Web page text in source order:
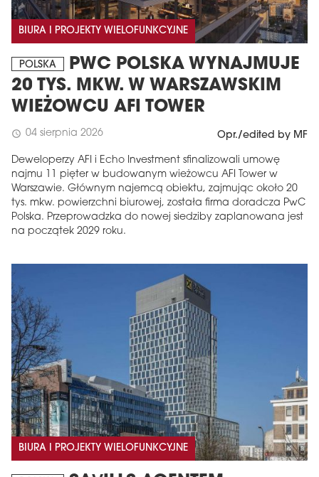
BIURA I PROJEKTY WIELOFUNKCYJNE
POLSKA
PWC POLSKA WYNAJMUJE
20 TYS. MKW. W WARSZAWSKIM
WIEŻOWCU AFI TOWER
schedule 04 sierpnia 2026 Opr./edited by MF
Deweloperzy AFI i Echo Investment sfinalizowali umowę
najmu 11 pięter w budowanym wieżowcu AFI Tower w
Warszawie. Głównym najemcą obiektu, zajmując około 20
tys. mkw. powierzchni biurowej, została firma doradcza PwC
Polska. Przeprowadzka do nowej siedziby zaplanowana jest
na początek 2029 roku.
BIURA I PROJEKTY WIELOFUNKCYJNE